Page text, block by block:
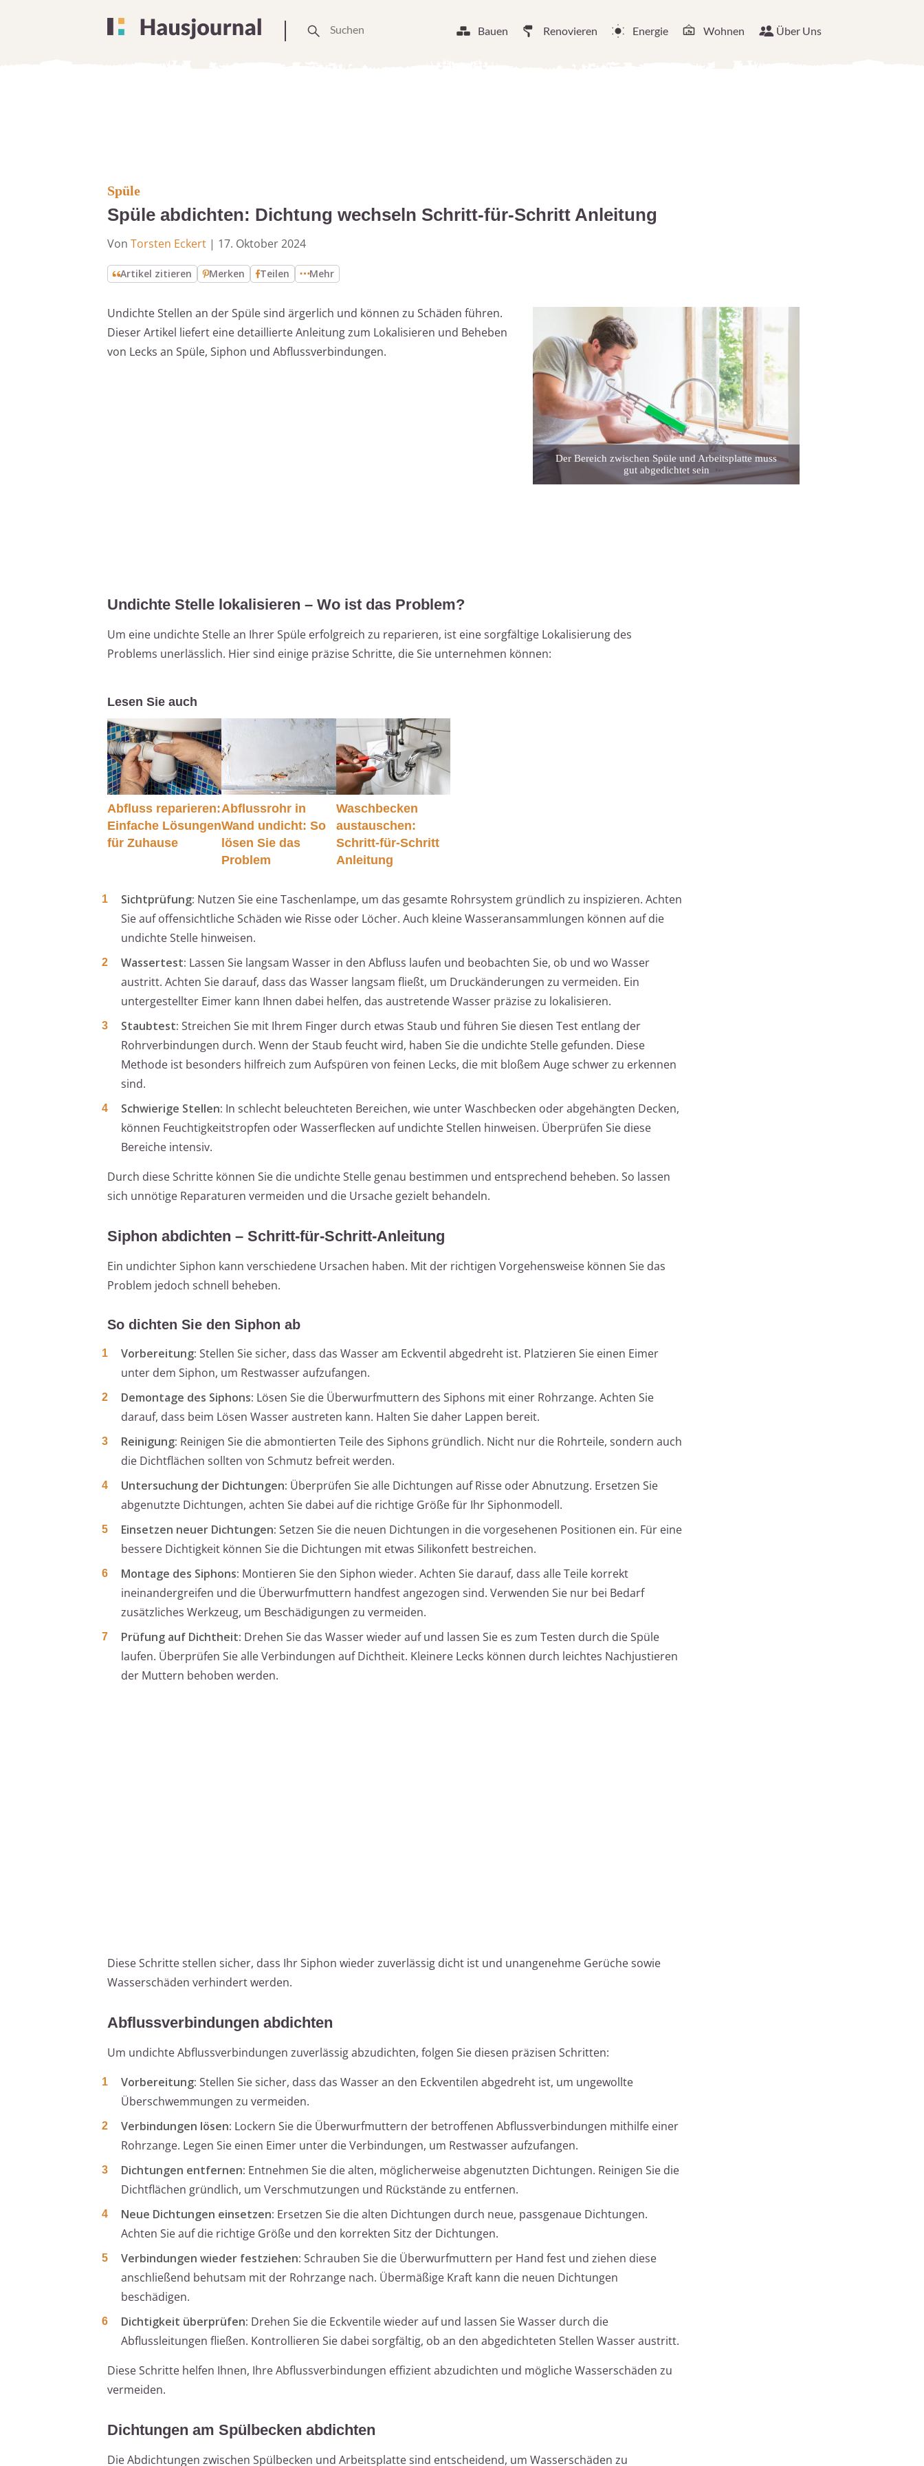
Bauen Renovieren Energie Wohnen Über Uns
Spüle
Spüle abdichten: Dichtung wechseln Schritt-für-Schritt Anleitung
Von Torsten Eckert | 17. Oktober 2024
Artikel zitieren Merken Teilen Mehr
Undichte Stellen an der Spüle sind ärgerlich und können zu Schäden führen.
Dieser Artikel liefert eine detaillierte Anleitung zum Lokalisieren und Beheben
von Lecks an Spüle, Siphon und Abflussverbindungen.
Der Bereich zwischen Spüle und Arbeitsplatte muss
gut abgedichtet sein
Undichte Stelle lokalisieren – Wo ist das Problem?
Um eine undichte Stelle an Ihrer Spüle erfolgreich zu reparieren, ist eine sorgfältige Lokalisierung des
Problems unerlässlich. Hier sind einige präzise Schritte, die Sie unternehmen können:
Lesen Sie auch
Abfluss reparieren:
Einfache Lösungen
für Zuhause
Abflussrohr in
Wand undicht: So
lösen Sie das
Problem
Waschbecken
austauschen:
Schritt-für-Schritt
Anleitung
Sichtprüfung: Nutzen Sie eine Taschenlampe, um das gesamte Rohrsystem gründlich zu inspizieren. Achten
Sie auf offensichtliche Schäden wie Risse oder Löcher. Auch kleine Wasseransammlungen können auf die
undichte Stelle hinweisen.
Wassertest: Lassen Sie langsam Wasser in den Abfluss laufen und beobachten Sie, ob und wo Wasser
austritt. Achten Sie darauf, dass das Wasser langsam fließt, um Druckänderungen zu vermeiden. Ein
untergestellter Eimer kann Ihnen dabei helfen, das austretende Wasser präzise zu lokalisieren.
Staubtest: Streichen Sie mit Ihrem Finger durch etwas Staub und führen Sie diesen Test entlang der
Rohrverbindungen durch. Wenn der Staub feucht wird, haben Sie die undichte Stelle gefunden. Diese
Methode ist besonders hilfreich zum Aufspüren von feinen Lecks, die mit bloßem Auge schwer zu erkennen
sind.
Schwierige Stellen: In schlecht beleuchteten Bereichen, wie unter Waschbecken oder abgehängten Decken,
können Feuchtigkeitstropfen oder Wasserflecken auf undichte Stellen hinweisen. Überprüfen Sie diese
Bereiche intensiv.
Durch diese Schritte können Sie die undichte Stelle genau bestimmen und entsprechend beheben. So lassen
sich unnötige Reparaturen vermeiden und die Ursache gezielt behandeln.
Siphon abdichten – Schritt-für-Schritt-Anleitung
Ein undichter Siphon kann verschiedene Ursachen haben. Mit der richtigen Vorgehensweise können Sie das
Problem jedoch schnell beheben.
So dichten Sie den Siphon ab
Vorbereitung: Stellen Sie sicher, dass das Wasser am Eckventil abgedreht ist. Platzieren Sie einen Eimer
unter dem Siphon, um Restwasser aufzufangen.
Demontage des Siphons: Lösen Sie die Überwurfmuttern des Siphons mit einer Rohrzange. Achten Sie
darauf, dass beim Lösen Wasser austreten kann. Halten Sie daher Lappen bereit.
Reinigung: Reinigen Sie die abmontierten Teile des Siphons gründlich. Nicht nur die Rohrteile, sondern auch
die Dichtflächen sollten von Schmutz befreit werden.
Untersuchung der Dichtungen: Überprüfen Sie alle Dichtungen auf Risse oder Abnutzung. Ersetzen Sie
abgenutzte Dichtungen, achten Sie dabei auf die richtige Größe für Ihr Siphonmodell.
Einsetzen neuer Dichtungen: Setzen Sie die neuen Dichtungen in die vorgesehenen Positionen ein. Für eine
bessere Dichtigkeit können Sie die Dichtungen mit etwas Silikonfett bestreichen.
Montage des Siphons: Montieren Sie den Siphon wieder. Achten Sie darauf, dass alle Teile korrekt
ineinandergreifen und die Überwurfmuttern handfest angezogen sind. Verwenden Sie nur bei Bedarf
zusätzliches Werkzeug, um Beschädigungen zu vermeiden.
Prüfung auf Dichtheit: Drehen Sie das Wasser wieder auf und lassen Sie es zum Testen durch die Spüle
laufen. Überprüfen Sie alle Verbindungen auf Dichtheit. Kleinere Lecks können durch leichtes Nachjustieren
der Muttern behoben werden.
Diese Schritte stellen sicher, dass Ihr Siphon wieder zuverlässig dicht ist und unangenehme Gerüche sowie
Wasserschäden verhindert werden.
Abflussverbindungen abdichten
Um undichte Abflussverbindungen zuverlässig abzudichten, folgen Sie diesen präzisen Schritten:
Vorbereitung: Stellen Sie sicher, dass das Wasser an den Eckventilen abgedreht ist, um ungewollte
Überschwemmungen zu vermeiden.
Verbindungen lösen: Lockern Sie die Überwurfmuttern der betroffenen Abflussverbindungen mithilfe einer
Rohrzange. Legen Sie einen Eimer unter die Verbindungen, um Restwasser aufzufangen.
Dichtungen entfernen: Entnehmen Sie die alten, möglicherweise abgenutzten Dichtungen. Reinigen Sie die
Dichtflächen gründlich, um Verschmutzungen und Rückstände zu entfernen.
Neue Dichtungen einsetzen: Ersetzen Sie die alten Dichtungen durch neue, passgenaue Dichtungen.
Achten Sie auf die richtige Größe und den korrekten Sitz der Dichtungen.
Verbindungen wieder festziehen: Schrauben Sie die Überwurfmuttern per Hand fest und ziehen diese
anschließend behutsam mit der Rohrzange nach. Übermäßige Kraft kann die neuen Dichtungen
beschädigen.
Dichtigkeit überprüfen: Drehen Sie die Eckventile wieder auf und lassen Sie Wasser durch die
Abflussleitungen fließen. Kontrollieren Sie dabei sorgfältig, ob an den abgedichteten Stellen Wasser austritt.
Diese Schritte helfen Ihnen, Ihre Abflussverbindungen effizient abzudichten und mögliche Wasserschäden zu
vermeiden.
Dichtungen am Spülbecken abdichten
Die Abdichtungen zwischen Spülbecken und Arbeitsplatte sind entscheidend, um Wasserschäden zu